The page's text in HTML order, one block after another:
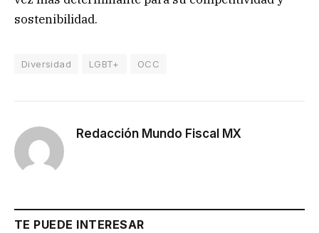
sostenibilidad.
Diversidad LGBT+ OCC
Redacción Mundo Fiscal MX
TE PUEDE INTERESAR